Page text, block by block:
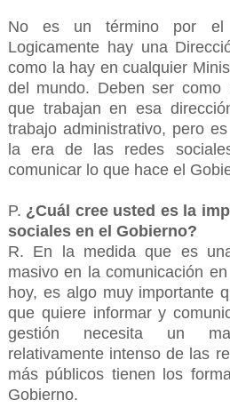
No es un término por el
Logicamente hay una
como la hay en cualquier
del mundo. Deben ser como
que trabajan en esa
trabajo administrativo, pero
la era de las redes
comunicar lo que hace el
P. ¿Cuál cree usted es la
sociales en el Gobierno?
R. En la medida que es
masivo en la comunicación
hoy, es algo muy importante
que quiere informar y
gestión necesita un
relativamente intenso de las
más públicos tienen los
Gobierno.